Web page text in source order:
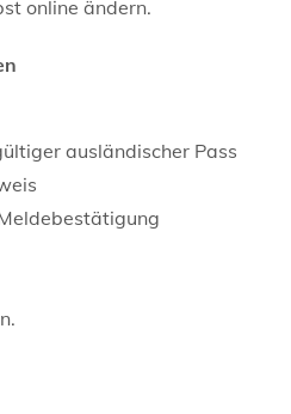
online ändern.
ausländischer Pass